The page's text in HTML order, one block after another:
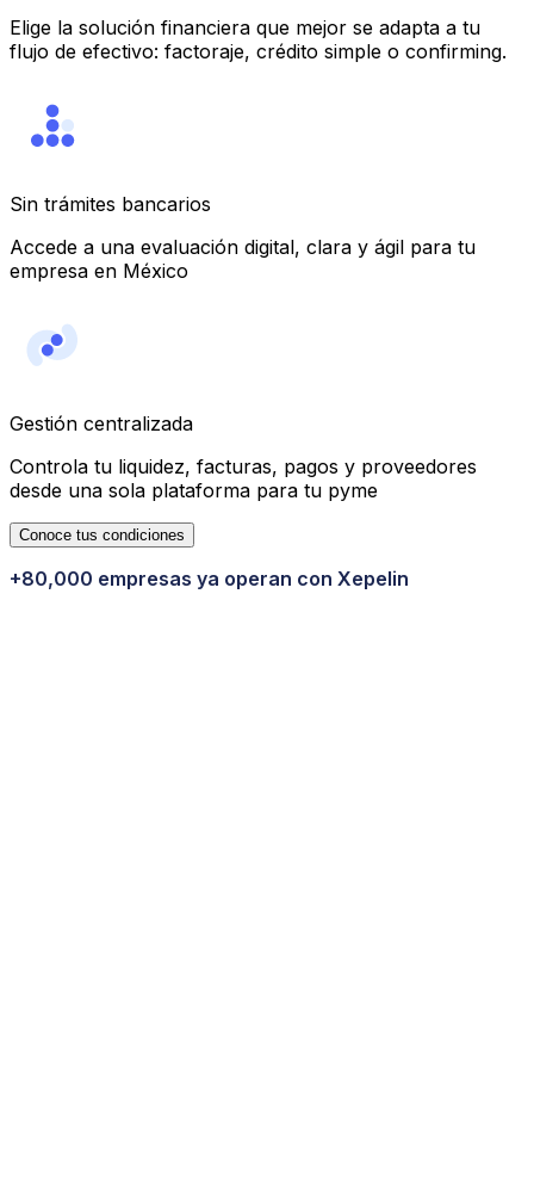
Elige la solución financiera que mejor se adapta a tu
flujo de efectivo: factoraje, crédito simple o confirming.
Sin trámites bancarios
Accede a una evaluación digital, clara y ágil para tu
empresa en México
Gestión centralizada
Controla tu liquidez, facturas, pagos y proveedores
desde una sola plataforma para tu pyme
Conoce tus condiciones
+80,000 empresas ya operan con Xepelin